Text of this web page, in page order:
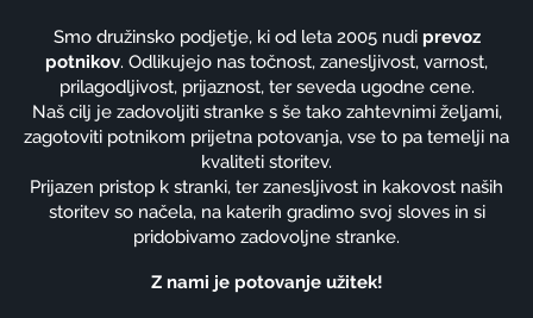
Smo družinsko podjetje, ki od leta 2005 nudi prevoz
potnikov. Odlikujejo nas točnost, zanesljivost, varnost,
prilagodljivost, prijaznost, ter seveda ugodne cene.
Naš cilj je zadovoljiti stranke s še tako zahtevnimi željami,
zagotoviti potnikom prijetna potovanja, vse to pa temelji na
kvaliteti storitev.
Prijazen pristop k stranki, ter zanesljivost in kakovost naših
storitev so načela, na katerih gradimo svoj sloves in si
pridobivamo zadovoljne stranke.
Z nami je potovanje užitek!